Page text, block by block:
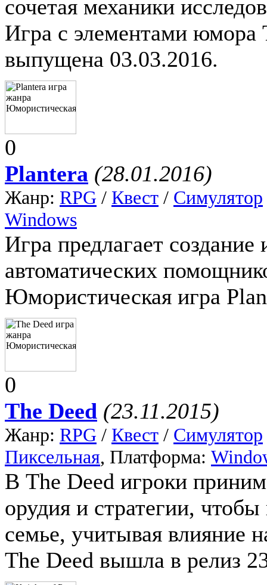
сочетая механики
Игра с элементами юмора
выпущена 03.03.2016.
0
Plantera (28.01.2016)
Жанр: RPG / Квест / Симулятор
Windows
Игра предлагает
автоматических
Юмористическая игра
0
The Deed (23.11.2015)
Жанр: RPG / Квест / Симулятор
Пиксельная, Платформа:
В The Deed игроки
орудия и стратегии,
семье, учитывая
The Deed вышла в релиз